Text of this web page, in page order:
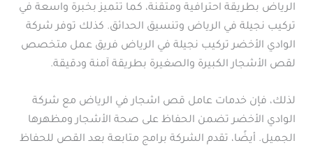
الرياض بطريقة احترافية ومتقنة، كما تتميز بخبرة واسعة في
تركيب نجيلة في الرياض وتنسيق الحدائق. كذلك توفر شركة
الوادي الأخضر تركيب نجيلة في الرياض فريق عمل متخصص
لقص الأشجار الكبيرة والصغيرة بطريقة آمنة ودقيقة.
لذلك، فإن خدمات عامل قص اشجار في الرياض مع شركة
الوادي الأخضر تضمن الحفاظ على صحة الأشجار ومظهرها
الجميل. أيضًا، تقدم الشركة برامج متابعة بعد القص للحفاظ